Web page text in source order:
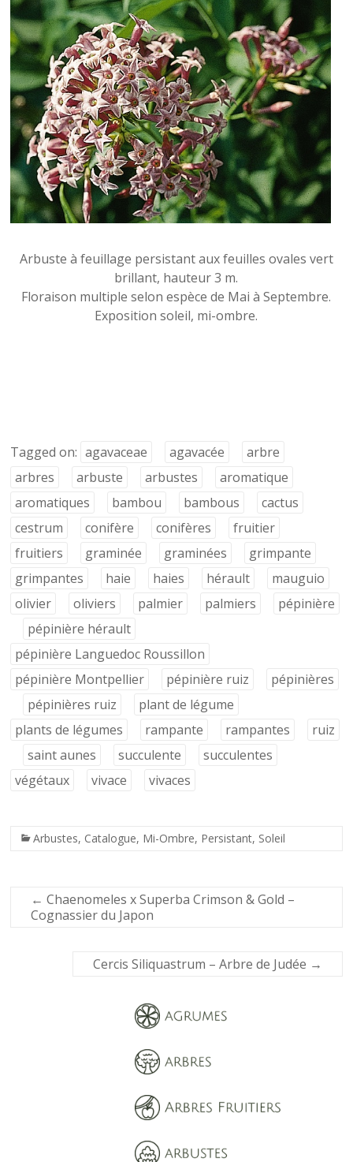
Arbuste à feuillage persistant aux feuilles ovales vert
brillant, hauteur 3 m.
Floraison multiple selon espèce de Mai à Septembre.
Exposition soleil, mi-ombre.
Tagged on: agavaceae agavacée
arbre
arbres
arbuste arbustes
aromatique
aromatiques
bambou bambous
cactus
cestrum
conifère conifères
fruitier
fruitiers
graminée graminées
grimpante
grimpantes
haie haies hérault
mauguio
olivier
oliviers palmier palmiers
pépinière
pépinière hérault
pépinière Languedoc Roussillon
pépinière Montpellier
pépinière ruiz
pépinières
pépinières ruiz
plant de légume
plants de légumes
rampante rampantes
ruiz
saint aunes
succulente
succulentes
végétaux
vivace vivaces
Arbustes, Catalogue, Mi-Ombre, Persistant, Soleil
← Chaenomeles x Superba Crimson & Gold –
Cognassier du Japon
Cercis Siliquastrum – Arbre de Judée →